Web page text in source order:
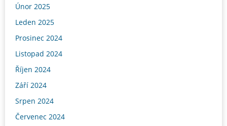
Únor 2025
Leden 2025
Prosinec 2024
Listopad 2024
Říjen 2024
Září 2024
Srpen 2024
Červenec 2024